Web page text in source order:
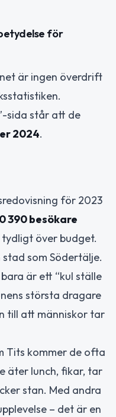
för
är ingen överdrift
sida står att de
2024.
för 2023
390 besökare
över budget.
som Södertälje.
är ett “kul ställe
största dragare
till att människor tar
Tits kommer de ofta
äter lunch, fikar, tar
stan. Med andra
– det är en